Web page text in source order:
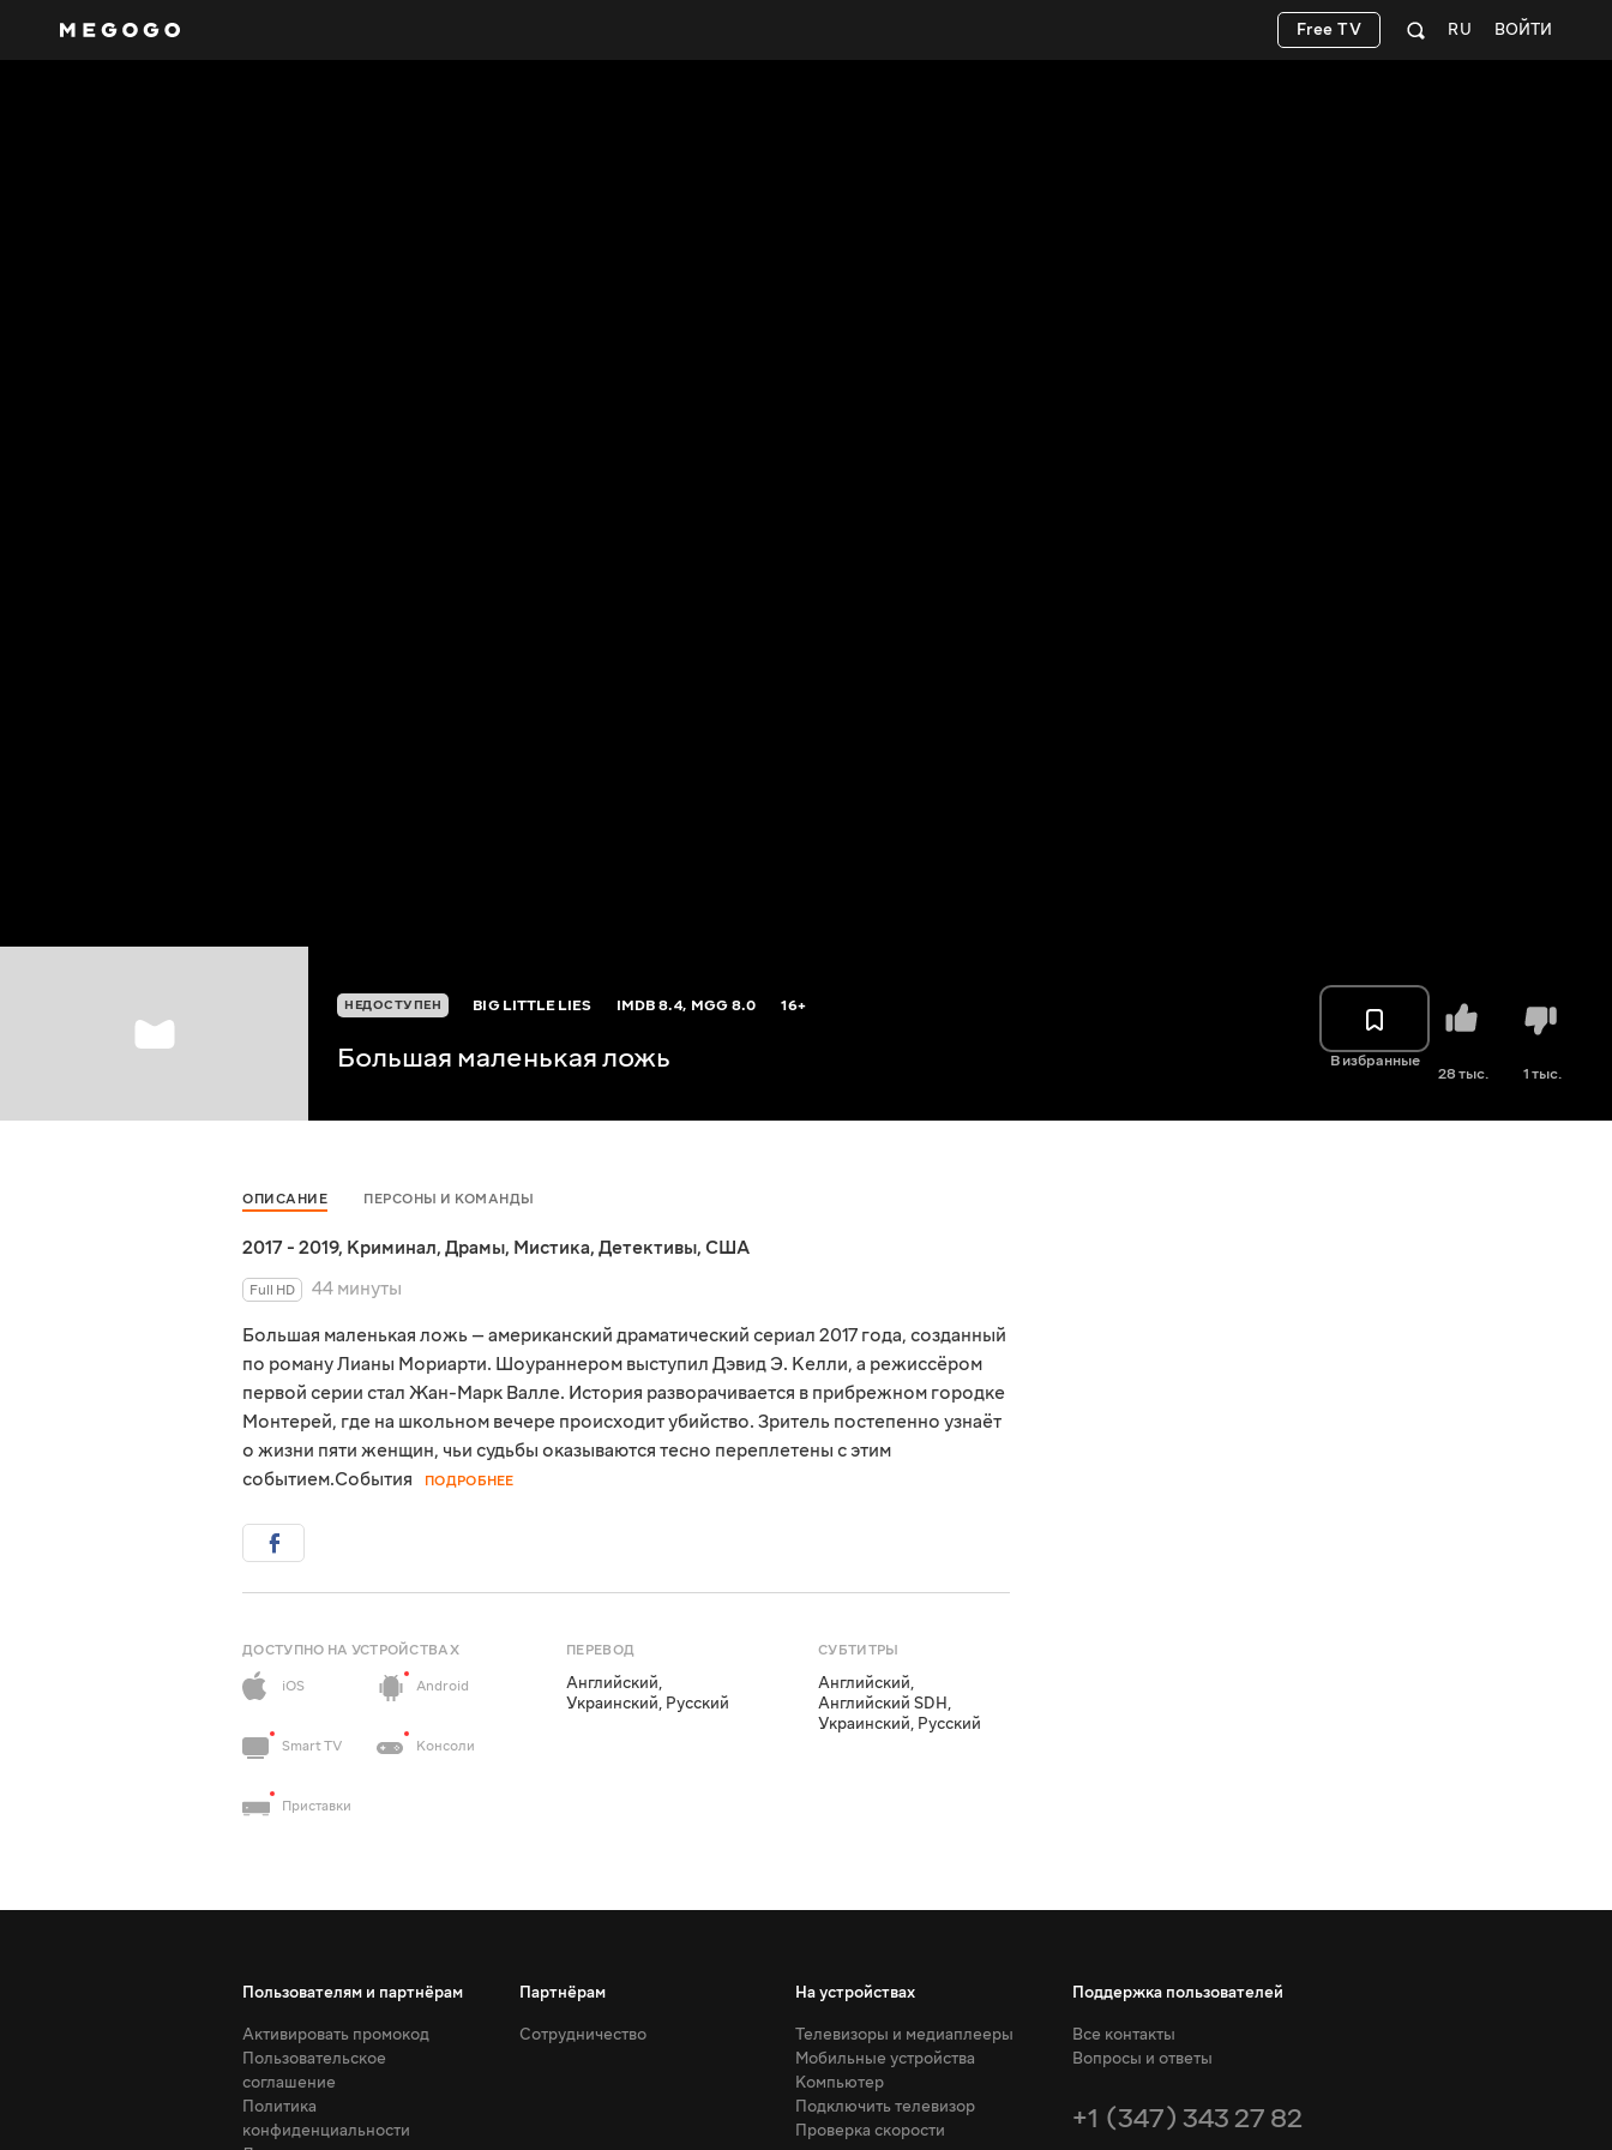
ВОЙТИ
RU
Free TV
НЕДОСТУПЕН BIG LITTLE LIES IMDB8.4, MGG8.0 16+
Большая маленькая ложь В избранные
28 тыс. 1 тыс.
ОПИСАНИЕ ПЕРСОНЫ И КОМАНДЫ
2017 - 2019, Криминал, Драмы, Мистика, Детективы, США
Full HD
44 минуты
Большая маленькая ложь — американский драматический сериал 2017 года, созданный
по роману Лианы Мориарти. Шоураннером выступил Дэвид Э. Келли, а режиссёром
первой серии стал Жан-Марк Валле. История разворачивается в прибрежном городке
Монтерей, где на школьном вечере происходит убийство. Зритель постепенно узнаёт
о жизни пяти женщин, чьи судьбы оказываются тесно переплетены с этим
событием.События
ПОДРОБНЕЕ
ДОСТУПНО НА УСТРОЙСТВАХ
iOS
Android
Smart TV Консоли
Приставки
ПЕРЕВОД
Английский,
Украинский, Русский
СУБТИТРЫ
Английский,
Английский SDH,
Украинский, Русский
Пользователям и партнёрам
Активировать промокод
Пользовательское
соглашение
Политика
конфиденциальности
Партнёрам
Сотрудничество
На устройствах
Телевизоры и медиаплееры
Мобильные устройства
Компьютер
Подключить телевизор
Проверка скорости
Поддержка пользователей
Все контакты
Вопросы и ответы
+1 (347) 343 27 82